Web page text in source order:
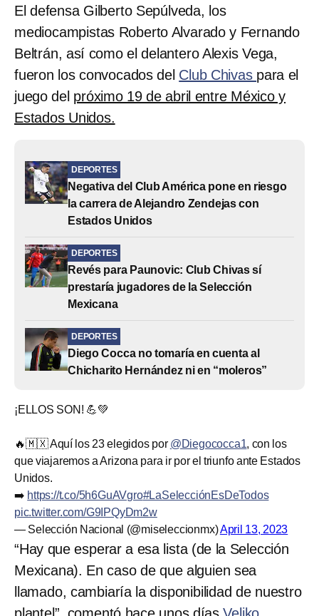
El defensa Gilberto Sepúlveda, los
mediocampistas Roberto Alvarado y Fernando
Beltrán, así como el delantero Alexis Vega,
fueron los convocados del Club Chivas para el
juego del próximo 19 de abril entre México y
Estados Unidos.
DEPORTES
Negativa del Club América pone en riesgo
la carrera de Alejandro Zendejas con
Estados Unidos
DEPORTES
Revés para Paunovic: Club Chivas sí
prestaría jugadores de la Selección
Mexicana
DEPORTES
Diego Cocca no tomaría en cuenta al
Chicharito Hernández ni en “moleros”
¡ELLOS SON! 💪💚
🔥🇲🇽 Aquí los 23 elegidos por @Diegococca1, con los
que viajaremos a Arizona para ir por el triunfo ante Estados
Unidos.
➡️ https://t.co/5h6GuAVgro#LaSelecciónEsDeTodos
pic.twitter.com/G9IPQyDm2w
— Selección Nacional (@miseleccionmx)April 13, 2023
“Hay que esperar a esa lista (de la Selección
Mexicana). En caso de que alguien sea
llamado, cambiaría la disponibilidad de nuestro